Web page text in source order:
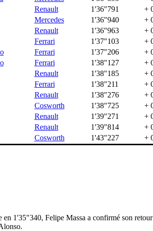
Renault 1'36"791 +
Mercedes 1'36"940 +
Renault 1'36"963 +
Ferrari 1'37"103 +
Ferrari 1'37"206 +
Ferrari 1'38"127 +
Renault 1'38"185 +
Ferrari 1'38"211 +
Renault 1'38"276 +
Cosworth 1'38"725 +
Renault 1'39"271 +
Renault 1'39"814 +
Cosworth 1'43"227 +
1'35"340, Felipe Massa a confirmé son